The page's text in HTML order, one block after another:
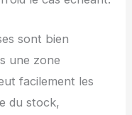
sont bien
une zone
facilement les
du stock,